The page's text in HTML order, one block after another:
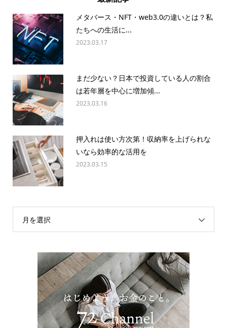
メタバース・NFT・web3.0の違いとは？私
たちへの生活に...
2023.03.17
まだ少ない？日本で投資している人の割合
は若年層を中心に増加傾...
2023.03.16
押入れは使い方次第！収納率を上げられな
いなら効率的な活用を
2023.03.15
月を選択